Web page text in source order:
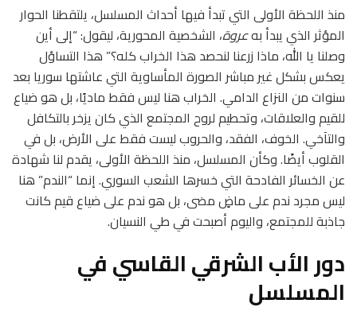
منذ اللحظة الأولى التي تبدأ فيها أحداث المسلسل، يلتقطنا الحوار
المؤثر الذي يبدأ بهعروة، الشخصية المحورية، ليقول: “إلى أين
وصلنا يا الله، ماذا زرعنا لنحصد هذا الخراب كله؟” هذا التساؤل
يعكس بشكل غير مباشر الصورة المأساوية التي عاشتها سوريا بعد
سنوات من النزاع الدامي. الخراب هنا ليس فقط ماديًا، بل هو ضياع
للقيم والعلاقات، وتحطيم لروح المجتمع الذي كان يزخر بالتكافل
والتآخي. الخوف، الفقد، والحروب ليست فقط على الأرض، بل في
القلوب أيضًا. وكأن المسلسل، منذ اللحظة الأولى، يقدم لنا شهادة
عن الخسائر الفادحة التي خسرها الشعب السوري. إنما “الندم” هنا
ليس مجرد ندم على ماضٍ مضى، بل هو ندم على ضياع قيم كانت
جاذبة للمجتمع، واليوم أصبحت في طي النسيان.
دور الأب الشرقي القاسي في
المسلسل